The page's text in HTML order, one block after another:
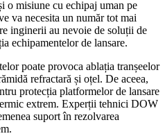
o misiune cu echipaj uman pe
va necesita un număr tot mai
inginerii au nevoie de soluții de
echipamentelor de lansare.
poate provoca ablația tranșeelor
refractară și oțel. De aceea,
protecția platformelor de lansare
extrem. Experții tehnici DOW
suport în rezolvarea